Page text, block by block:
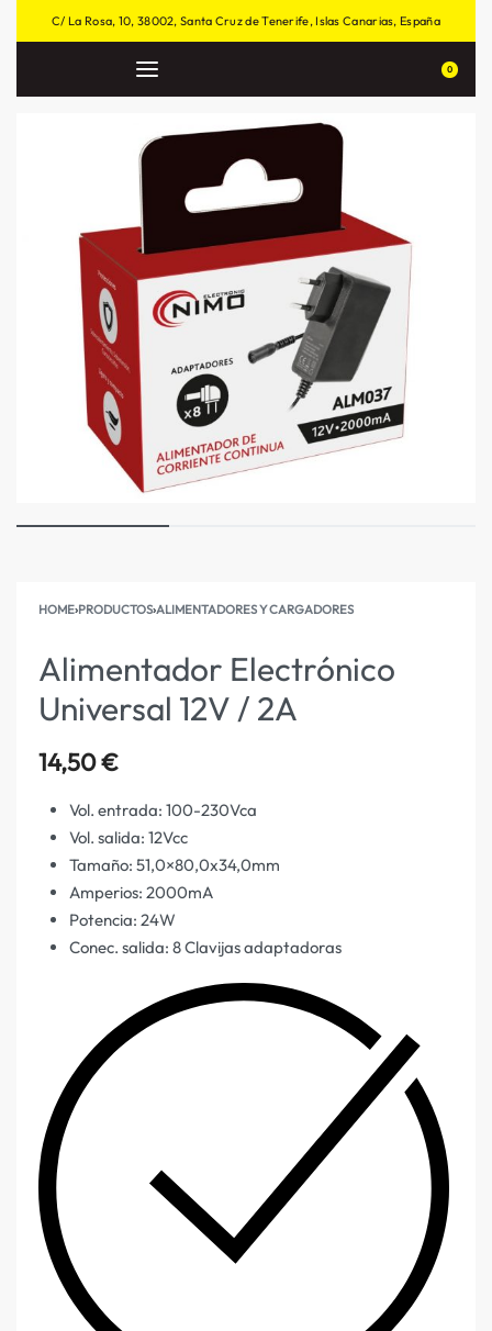
C/ La Rosa, 10, 38002, Santa Cruz de Tenerife, Islas Canarias, España
0
HOME›PRODUCTOS›ALIMENTADORES Y CARGADORES
Alimentador Electrónico
Universal 12V / 2A
14,50€
Vol. entrada: 100-230Vca
Vol. salida: 12Vcc
Tamaño: 51,0×80,0x34,0mm
Amperios: 2000mA
Potencia: 24W
Conec. salida: 8 Clavijas adaptadoras